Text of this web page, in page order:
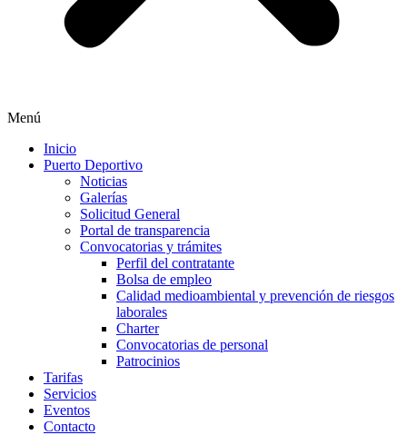
Menú
Inicio
Puerto Deportivo
Noticias
Galerías
Solicitud General
Portal de transparencia
Convocatorias y trámites
Perfil del contratante
Bolsa de empleo
Calidad medioambiental y prevención de riesgos
laborales
Charter
Convocatorias de personal
Patrocinios
Tarifas
Servicios
Eventos
Contacto